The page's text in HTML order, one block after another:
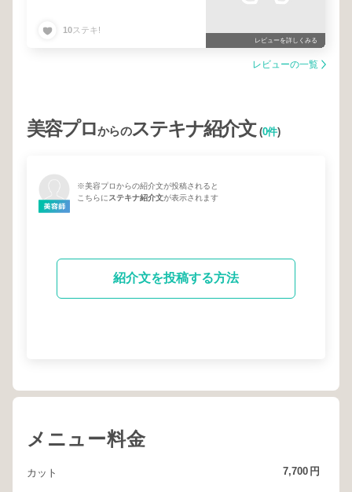
10ステキ!
レビューを詳しくみる
レビューの一覧
美容プロからのステキナ紹介文(0件)
※美容プロからの紹介文が投稿されると
こちらにステキナ紹介文が表示されます
紹介文を投稿する方法
メニュー料金
カット 7,700 円